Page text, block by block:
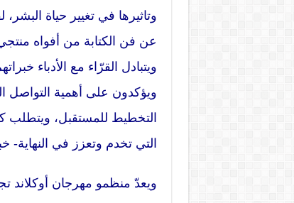
وتاثيرها في تغيير حياة
عن فن الكتابة من أفواه
ويتبادل القرّاء مع الأدباء
ويؤكدون على أهمية التواصل
التخطيط للمستقبل، ويتطلب
التي تخدم وتعزز في النهاية-
ويعدّ منظمو مهرجان أوكلاند